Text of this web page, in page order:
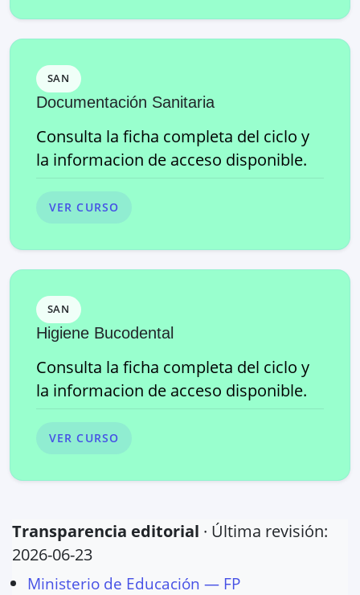
SAN
Documentación Sanitaria
Consulta la ficha completa del ciclo y
la informacion de acceso disponible.
VER CURSO
SAN
Higiene Bucodental
Consulta la ficha completa del ciclo y
la informacion de acceso disponible.
VER CURSO
Transparencia editorial · Última revisión:
2026-06-23
Ministerio de Educación — FP